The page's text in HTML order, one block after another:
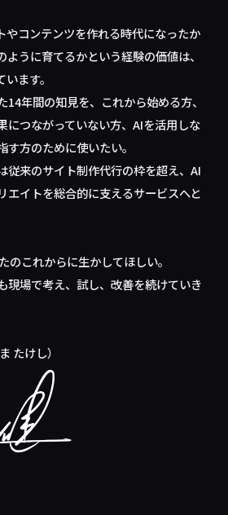
やコンテンツを作れる時代になったか
うに育てるかという経験の価値は、
ます。
年間の知見を、これから始める方、
につながっていない方、AIを活用しな
方のために使いたい。
従来のサイト制作代行の枠を超え、AI
エイトを総合的に支えるサービスへと
のこれからに生かしてほしい。
現場で考え、試し、改善を続けていき
たけし）